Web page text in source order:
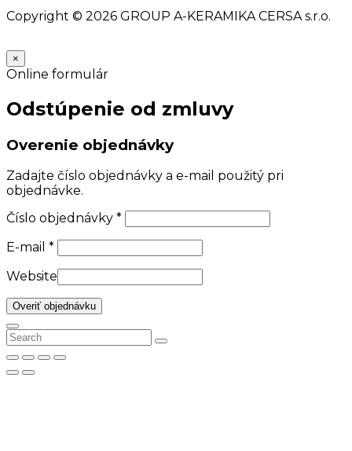
Copyright © 2026 GROUP A-KERAMIKA CERSA s.r.o.
×
Online formulár
Odstúpenie od zmluvy
Overenie objednávky
Zadajte číslo objednávky a e-mail použitý pri
objednávke.
Číslo objednávky *
E-mail *
Website
Overiť objednávku